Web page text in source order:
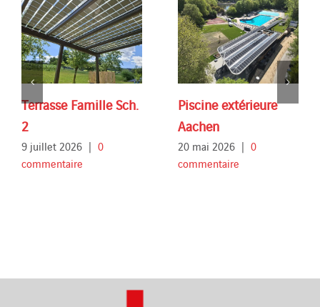
Terrasse Famille Sch.
2
9 juillet 2026 | 0
commentaire
Piscine extérieure
Aachen
20 mai 2026 | 0
commentaire